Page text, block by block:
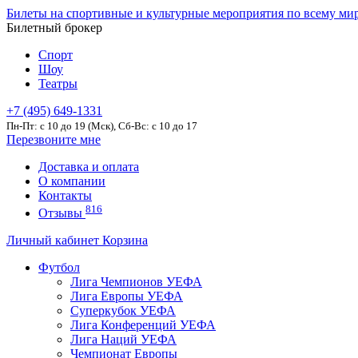
Билеты на спортивные и культурные мероприятия по всему
Билетный брокер
Спорт
Шоу
Театры
+7 (495) 649-1331
Пн-Пт: c 10 до 19 (Мск), Сб-Вс: с 10 до 17
Перезвоните мне
Доставка и оплата
О компании
Контакты
Отзывы 816
Личный кабинет Корзина
Футбол
Лига Чемпионов УЕФА
Лига Европы УЕФА
Суперкубок УЕФА
Лига Конференций УЕФА
Лига Наций УЕФА
Чемпионат Европы